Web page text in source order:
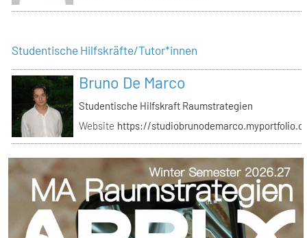
Studentische Hilfskräfte/Tutor*innen
Bruno De Marco
Studentische Hilfskraft Raumstrategien
Website https://